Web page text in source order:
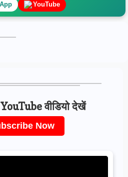
YouTube
वीडियो देखें
Now